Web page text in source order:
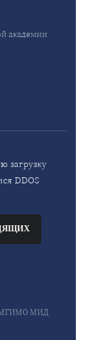
академии
загрузку
DDOS
МГИМО МИД